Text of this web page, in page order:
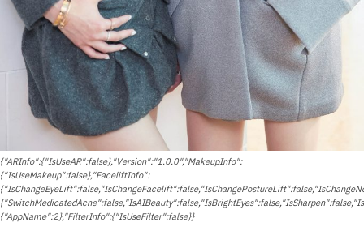
{"ARInfo":{"IsUseAR":false},"Version":"1.0.0","MakeupInfo":
{"IsUseMakeup":false},"FaceliftInfo":
{"AppName":2},"FilterInfo":{"IsUseFilter":false}}